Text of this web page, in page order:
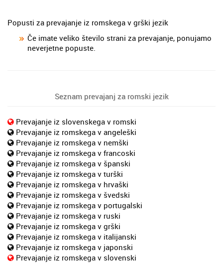
Popusti za prevajanje iz romskega v grški jezik
Če imate veliko število strani za prevajanje, ponujamo
neverjetne popuste.
Seznam prevajanj za romski jezik
Prevajanje iz slovenskega v romski
Prevajanje iz romskega v angeleški
Prevajanje iz romskega v nemški
Prevajanje iz romskega v francoski
Prevajanje iz romskega v španski
Prevajanje iz romskega v turški
Prevajanje iz romskega v hrvaški
Prevajanje iz romskega v švedski
Prevajanje iz romskega v portugalski
Prevajanje iz romskega v ruski
Prevajanje iz romskega v grški
Prevajanje iz romskega v italijanski
Prevajanje iz romskega v japonski
Prevajanje iz romskega v slovenski